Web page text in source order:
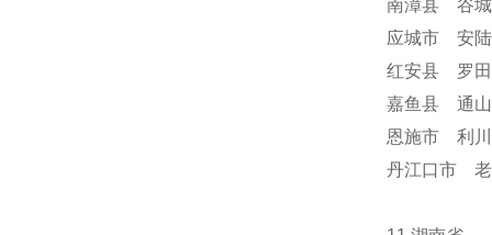
南漳县 谷
应城市 安
红安县 罗
嘉鱼县 通
恩施市 利
丹江口市